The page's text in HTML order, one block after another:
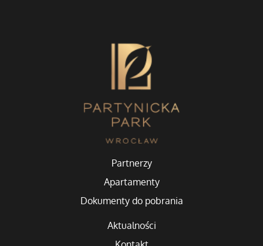
Partnerzy
Apartamenty
Dokumenty do pobrania
Aktualności